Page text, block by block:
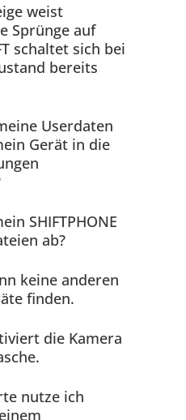
weist
Sprünge auf
schaltet sich bei
bereits
Userdaten
Gerät in die
SHIFTPHONE
ab?
keine anderen
finden.
die Kamera
nutze ich